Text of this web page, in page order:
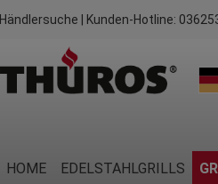
Händlersuche | Kunden-Hotline:
HOME EDELSTAHLGRILLS